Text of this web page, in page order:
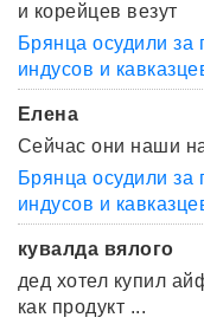
и корейцев везут
Брянца осудили
индусов и
Елена
Сейчас они наши
Брянца осудили
индусов и
кувалда вялого
дед хотел купил
как продукт ...